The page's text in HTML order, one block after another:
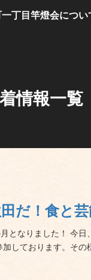
一丁目竿燈会につい
情報一覧
だ！食と芸
となりました！ 今
加しております。そ